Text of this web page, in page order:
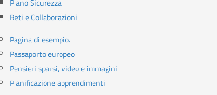
Piano Sicurezza
Reti e Collaborazioni
Pagina di esempio.
Passaporto europeo
Pensieri sparsi, video e immagini
Pianificazione apprendimenti